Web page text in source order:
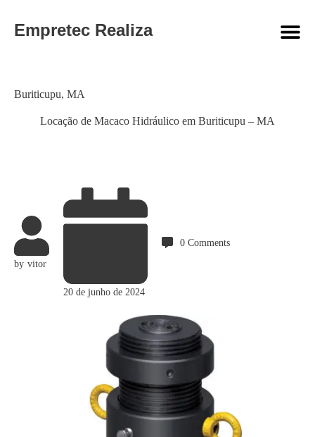
Empretec Realiza
Locação de Macaco Hidráulico em Buriticupu – MA
Category
Buriticupu, MA
by vitor
20 de junho de 2024
0 Comments